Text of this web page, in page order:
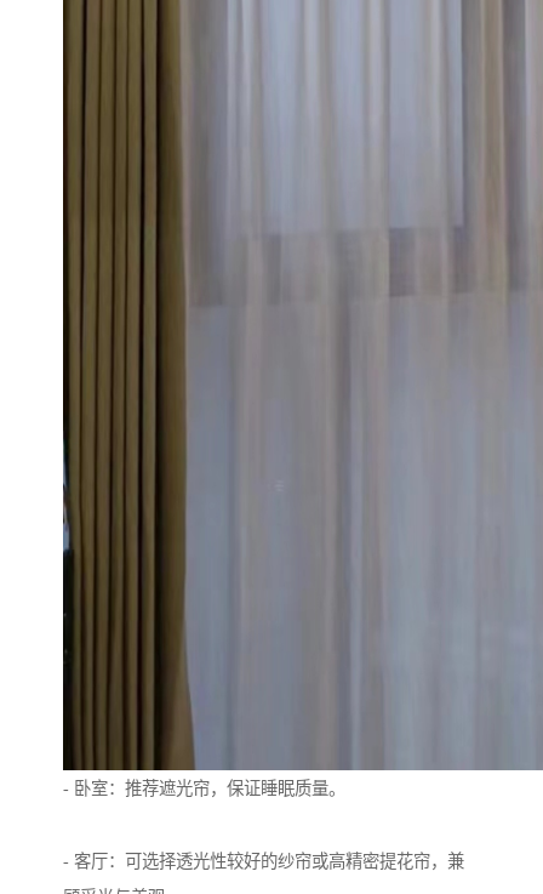
- 卧室：推荐遮光帘，保证睡眠质量。
- 客厅：可选择透光性较好的纱帘或高精密提花帘，兼